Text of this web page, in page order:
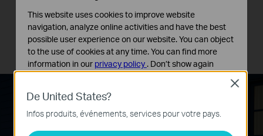
selon vos besoins.
maintenant
Détection de personnes
« Caméra projecteur Tapo » : Une personne a été détectée à
De United States?
Infos produits, événements, services pour votre pays.
Close
This website uses cookies to improve website
navigation, analyze online activities and have the best
possible user experience on our website. You can object
to the use of cookies at any time. You can find more
information in our privacy policy . Don’t show again
Ces cookies sont nécessaires au fonctionnement du
site Web et ne peuvent pas être désactivés dans vos
systèmes.